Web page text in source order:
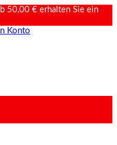
€ erhalten Sie ein
Konto